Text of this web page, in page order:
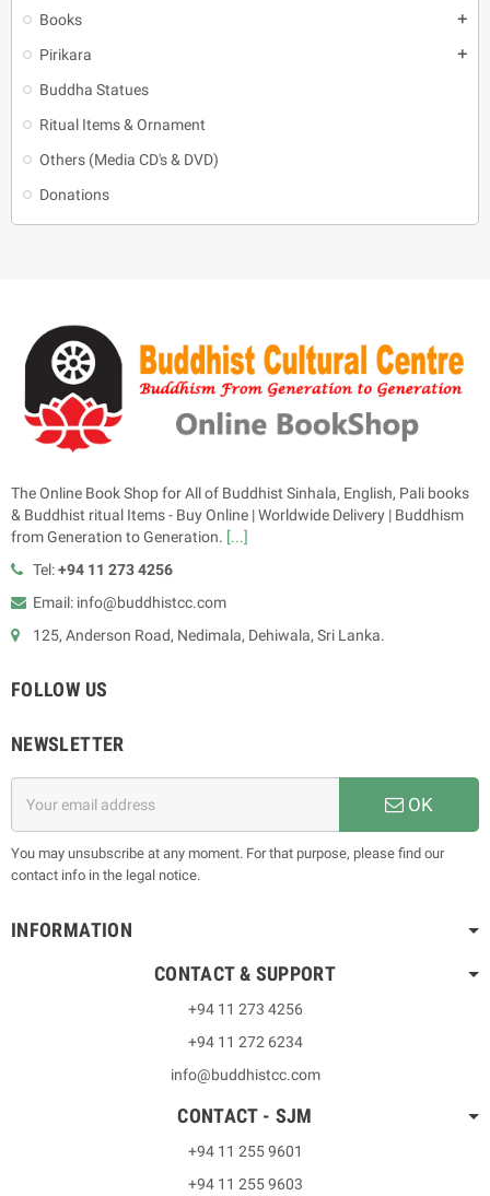
Books add
Pirikara add
Buddha Statues
Ritual Items & Ornament
Others (Media CD's & DVD)
Donations
The Online Book Shop for All of Buddhist Sinhala, English, Pali books
& Buddhist ritual Items - Buy Online | Worldwide Delivery | Buddhism
from Generation to Generation. [...]
Tel:+94 11 273 4256
Email: info@buddhistcc.com
125, Anderson Road, Nedimala, Dehiwala, Sri Lanka.
FOLLOW US
NEWSLETTER
OK
You may unsubscribe at any moment. For that purpose, please find our
contact info in the legal notice.
INFORMATION
CONTACT & SUPPORT
+94 11 273 4256
+94 11 272 6234
info@buddhistcc.com
CONTACT - SJM
+94 11 255 9601
+94 11 255 9603